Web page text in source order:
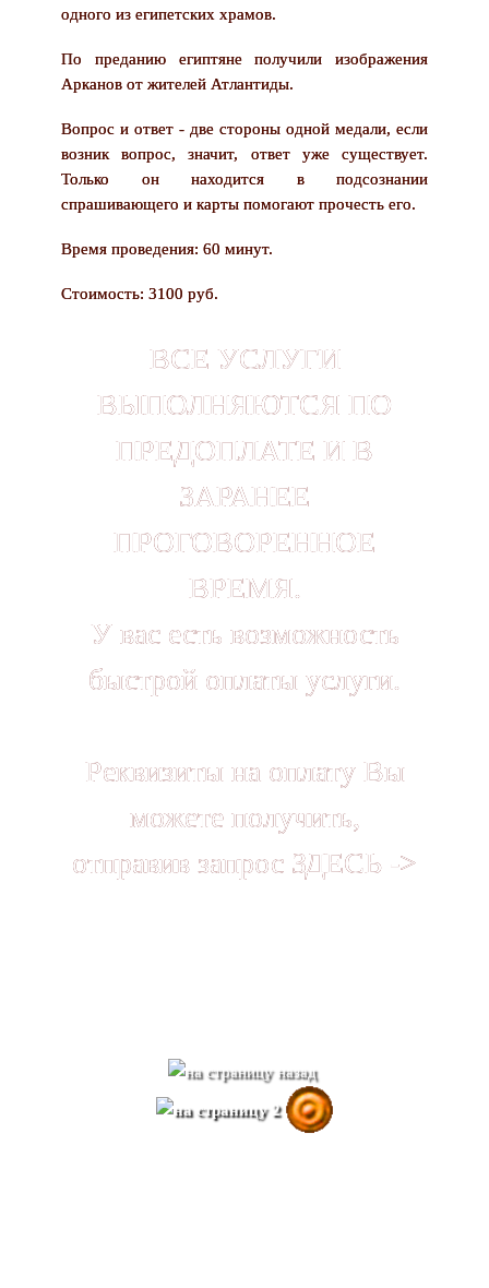
одного из египетских храмов.
По преданию египтяне получили изображения
Арканов от жителей Атлантиды.
Вопрос и ответ - две стороны одной медали, если
возник вопрос, значит, ответ уже существует.
Только он находится в подсознании
спрашивающего и карты помогают прочесть его.
Время проведения: 60 минут.
Стоимость: 3100 руб.
ВСЕ УСЛУГИ
ВЫПОЛНЯЮТСЯ ПО
ПРЕДОПЛАТЕ И В
ЗАРАНЕЕ
ПРОГОВОРЕННОЕ
ВРЕМЯ.
У вас есть возможность
быстрой оплаты услуги.
Реквизиты на оплату Вы
можете получить,
отправив запрос ЗДЕСЬ ->